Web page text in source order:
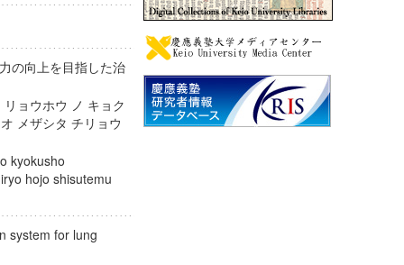
の向上を目指した治
ョウホウ ノ キョク
メザシタ チリョウ
kyokusho
hojo shisutemu
system for lung